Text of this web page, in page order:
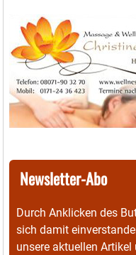
Newsletter-Abo
Durch Anklicken des
sich damit
unsere aktuellen